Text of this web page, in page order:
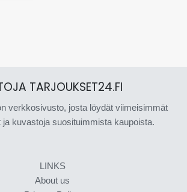
TARJOUKSET24.FI
verkkosivusto, josta löydät viimeisimmät
ja kuvastoja suosituimmista kaupoista.
LINKS
About us